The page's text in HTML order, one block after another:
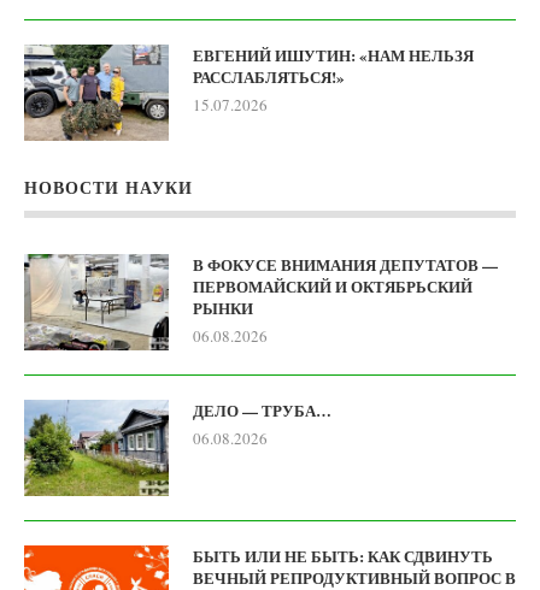
ЕВГЕНИЙ ИШУТИН: «НАМ НЕЛЬЗЯ
РАССЛАБЛЯТЬСЯ!»
15.07.2026
НОВОСТИ НАУКИ
В ФОКУСЕ ВНИМАНИЯ ДЕПУТАТОВ —
ПЕРВОМАЙСКИЙ И ОКТЯБРЬСКИЙ
РЫНКИ
06.08.2026
ДЕЛО — ТРУБА…
06.08.2026
БЫТЬ ИЛИ НЕ БЫТЬ: КАК СДВИНУТЬ
ВЕЧНЫЙ РЕПРОДУКТИВНЫЙ ВОПРОС В